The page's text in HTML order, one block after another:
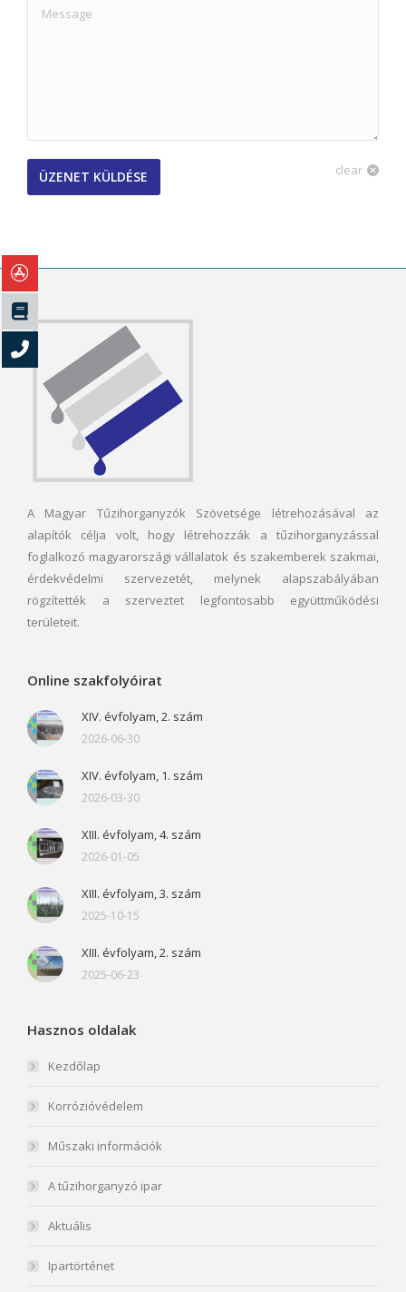
Message
ÜZENET KÜLDÉSE clear
A Magyar Tűzihorganyzók Szövetsége létrehozásával az
alapítók célja volt, hogy létrehozzák a tűzihorganyzással
foglalkozó magyarországi vállalatok és szakemberek szakmai,
érdekvédelmi szervezetét, melynek alapszabályában
rögzítették a szerveztet legfontosabb együttműködési
területeit.
Online szakfolyóirat
XIV. évfolyam, 2. szám
2026-06-30
XIV. évfolyam, 1. szám
2026-03-30
XIII. évfolyam, 4. szám
2026-01-05
XIII. évfolyam, 3. szám
2025-10-15
XIII. évfolyam, 2. szám
2025-06-23
Hasznos oldalak
Kezdőlap
Korrózióvédelem
Műszaki információk
A tűzihorganyzó ipar
Aktuális
Ipartörténet